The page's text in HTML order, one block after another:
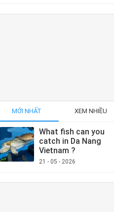
MỚI NHẤT XEM NHIỀU
What fish can you
catch in Da Nang
Vietnam ?
21 - 05 - 2026